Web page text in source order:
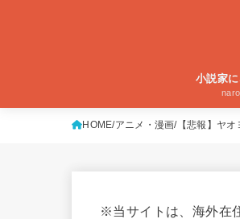
小説家に
HOME アニメ・漫画 【悲報】ヤオ
※当サイトは、海外在